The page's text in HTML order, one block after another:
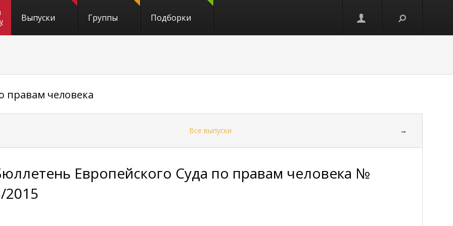
Выпуски Группы Подборки
правам человека
Все выпуски →
Европейского Суда по правам человека №
2015